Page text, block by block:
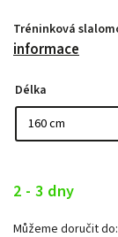
Tréninková
informace
Délka
2 - 3 dny
Můžeme doručit do: